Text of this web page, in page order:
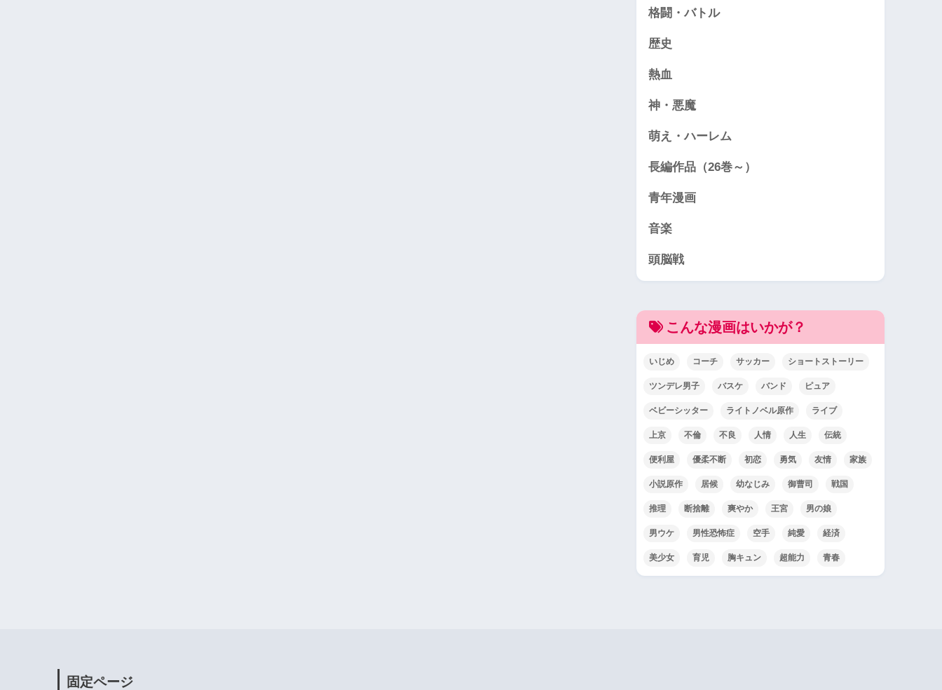
格闘・バトル
歴史
熱血
神・悪魔
萌え・ハーレム
長編作品（26巻～）
青年漫画
音楽
頭脳戦
こんな漫画はいかが？
いじめ コーチ サッカー ショートストーリー
ツンデレ男子 バスケ バンド ピュア
ベビーシッター ライトノベル原作 ライブ
上京 不倫 不良 人情 人生 伝統
便利屋 優柔不断 初恋 勇気 友情 家族
小説原作 居候 幼なじみ 御曹司 戦国
推理 断捨離 爽やか 王宮 男の娘
男ウケ 男性恐怖症 空手 純愛 経済
美少女 育児 胸キュン 超能力 青春
固定ページ